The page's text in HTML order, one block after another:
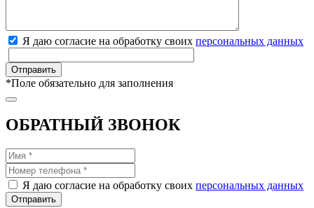
Я даю согласие на обработку своих персональных данных
*Поле обязательно для заполнения
ОБРАТНЫЙ ЗВОНОК
Я даю согласие на обработку своих персональных данных